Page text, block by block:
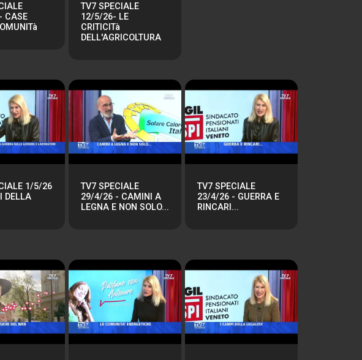
CASE
TV7 SPECIALE
12/5/26- LE
CRITICITà
DELL'AGRICOLTURA
1/5/26
DELLA
TV7 SPECIALE
29/4/26 - CAMINI A
LEGNA E NON SOLO...
TV7 SPECIALE
23/4/26 - GUERRA E
RINCARI...